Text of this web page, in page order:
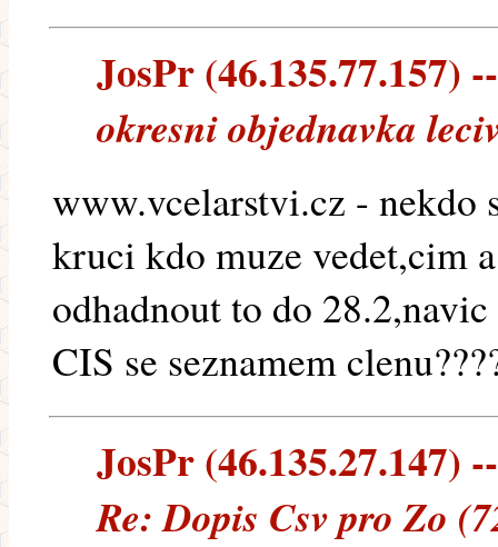
JosPr (46.135.77.157)
okresni objednavka
www.vcelarstvi.cz - nekdo
kruci kdo muze vedet,cim
odhadnout to do
CIS se seznamem
JosPr (46.135.27.147)
Re: Dopis Csv pro Zo